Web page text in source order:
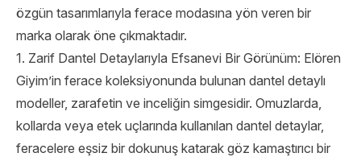
özgün tasarımlarıyla ferace modasına yön veren bir
marka olarak öne çıkmaktadır.
1. Zarif Dantel Detaylarıyla Efsanevi Bir Görünüm: Elören
Giyim’in ferace koleksiyonunda bulunan dantel detaylı
modeller, zarafetin ve inceliğin simgesidir. Omuzlarda,
kollarda veya etek uçlarında kullanılan dantel detaylar,
feracelere eşsiz bir dokunuş katarak göz kamaştırıcı bir